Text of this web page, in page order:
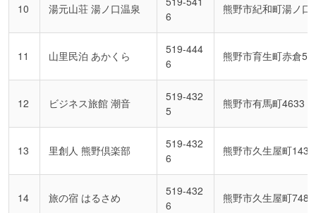
10 湯元山荘 湯ノ口温泉
6
熊野市紀和町湯ノ口
11 山里民泊 あかくら
519-444
6
熊野市育生町赤倉
12 ビジネス旅館 潮音
519-432
5
熊野市有馬町4633
13 里創人 熊野倶楽部
519-432
6
熊野市久生屋町1430
14 旅の宿 はるさめ
519-432
6
熊野市久生屋町748-